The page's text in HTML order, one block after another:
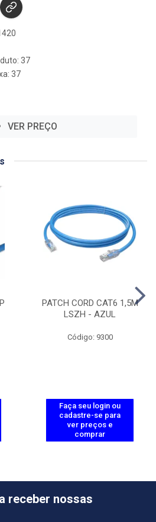
37
37
VER PREÇO
PATCH CORD CAT6 1,5M
LSZH - AZUL
Código: 9300
Faça seu login ou
cadastre-se para
ver preços e
comprar
receber nossas